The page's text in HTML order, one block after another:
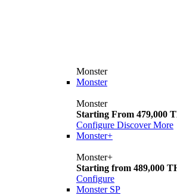
Monster
Monster
Monster
Starting From 479,000
Configure Discover More
Monster+
Monster+
Starting from 489,000
Configure
Monster SP